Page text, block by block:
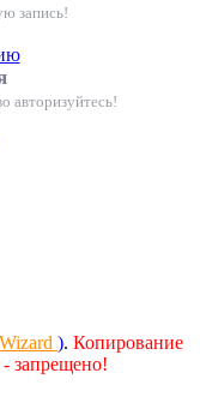
запись!
авторизуйтесь!
Wizard ). Копирование
- запрещено!